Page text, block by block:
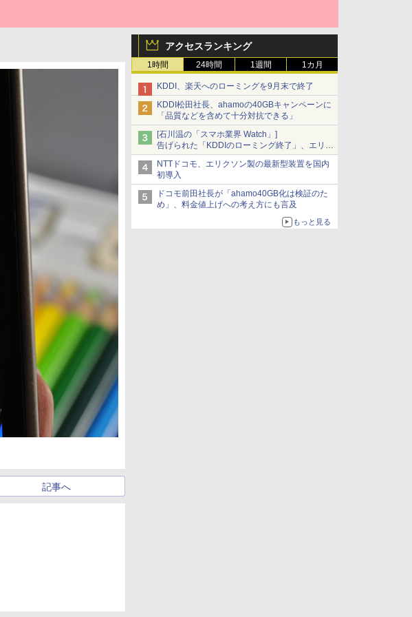
アクセスランキング
1時間 24時間 1週間 1カ月
KDDI、楽天へのローミングを9月末で終了
KDDI松田社長、ahamoの40GBキャンペーンに
「品質などを含めて十分対抗できる」
[石川温の「スマホ業界 Watch」]
告げられた「KDDIのローミング終了」、エリア
マップの落とし穴と楽天モバイルの課題
NTTドコモ、エリクソン製の最新型装置を国内
初導入
ドコモ前田社長が「ahamo40GB化は検証のた
め」、料金値上げへの考え方にも言及
もっと見る
記事へ